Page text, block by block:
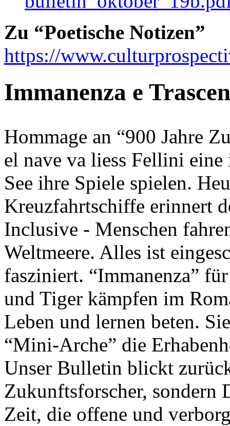
Zu “Poetische Notizen”
https://
Immanenza e
Hommage an “900 Jahre
el nave va liess Fellini
See ihre Spiele spielen.
Kreuzfahrtschiffe erinnert
Inclusive - Menschen
Weltmeere. Alles ist
fasziniert. “Immanenza”
und Tiger kämpfen im
Leben und lernen beten.
“Mini-Arche” die
Unser Bulletin blickt
Zukunftsforscher, sondern
Zeit, die offene und